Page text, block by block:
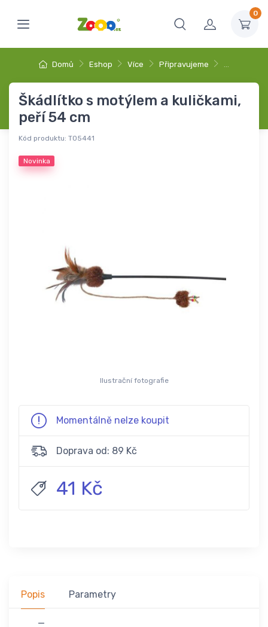
0
Domů Eshop Více Připravujeme …
Škádlítko s motýlem a kuličkami,
peří 54 cm
Kód produktu: T05441
Novinka
Ilustrační fotografie
Momentálně nelze koupit
Doprava od: 89 Kč
41 Kč
Popis Parametry
_